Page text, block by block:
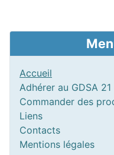
Accueil
Adhérer au GDSA 21
Commander des
Liens
Contacts
Mentions légales